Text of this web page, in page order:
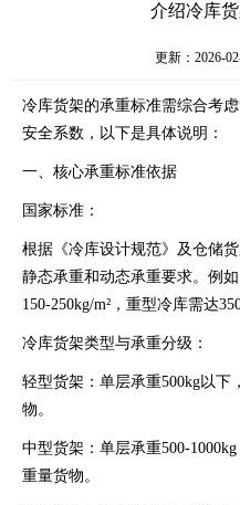
介绍冷库
更新：2026-
冷库货架的承重标准需综合考
安全系数，以下是具体说明：
一、核心承重标准依据
国家标准：
根据《冷库设计规范》及仓储
静态承重和动态承重要求。例
150-250kg/m²，重型冷库需达
冷库货架类型与承重分级：
轻型货架：单层承重500kg以
物。
中型货架：单层承重500-
重量货物。